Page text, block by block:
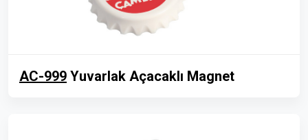
AC-999 Yuvarlak Açacaklı Magnet